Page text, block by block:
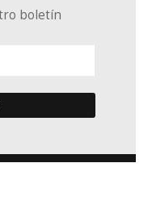
boletín